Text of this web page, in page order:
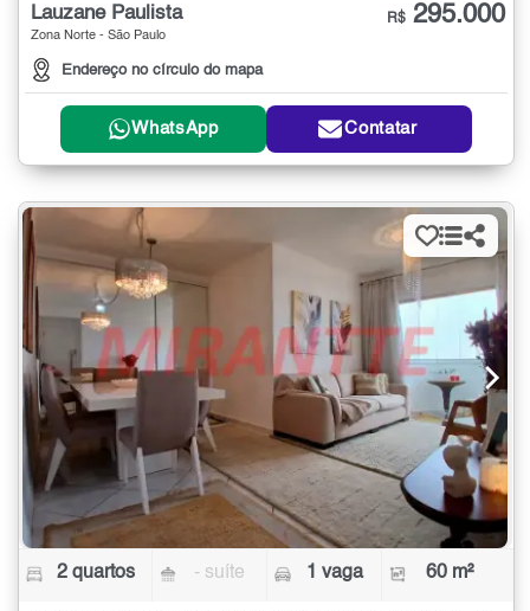
Lauzane Paulista
Zona Norte - São Paulo
Endereço no círculo do mapa
R$ 295.000
WhatsApp Contatar
2 quartos - suíte 1 vaga 60 m²